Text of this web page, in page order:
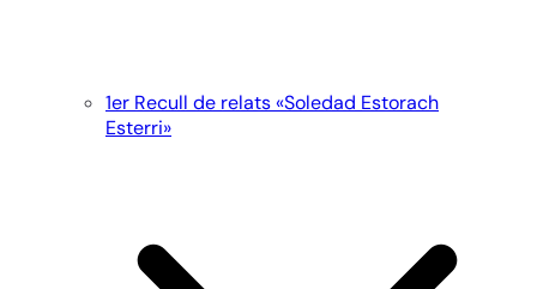
1er Recull de relats «Soledad Estorach
Esterri»